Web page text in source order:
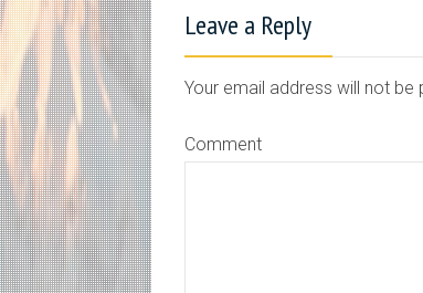
Leave a Reply
Your email address will not be
Comment